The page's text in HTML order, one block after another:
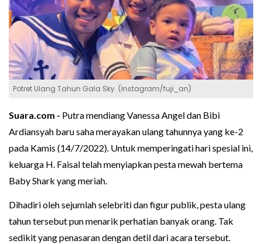
Potret Ulang Tahun Gala Sky. (Instagram/fuji_an)
Suara.com - Putra mendiang Vanessa Angel dan Bibi
Ardiansyah baru saha merayakan ulang tahunnya yang ke-2
pada Kamis (14/7/2022). Untuk memperingati hari spesial ini,
keluarga H. Faisal telah menyiapkan pesta mewah bertema
Baby Shark yang meriah.
Dihadiri oleh sejumlah selebriti dan figur publik, pesta ulang
tahun tersebut pun menarik perhatian banyak orang. Tak
sedikit yang penasaran dengan detil dari acara tersebut.